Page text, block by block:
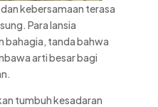
kebersamaan terasa
Para lansia
bahagia, tanda bahwa
arti besar bagi
tumbuh kesadaran